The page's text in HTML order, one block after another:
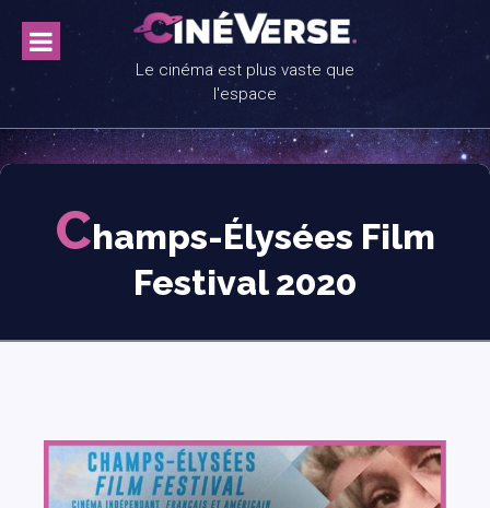
content
Le cinéma est plus vaste que
l'espace
Champs-Élysées Film
Festival 2020